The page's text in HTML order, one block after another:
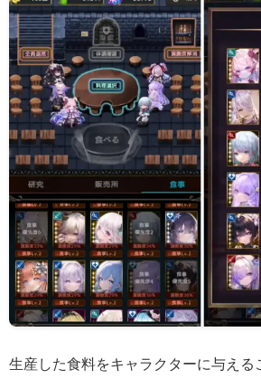
生産した食料をキャラクターに与える